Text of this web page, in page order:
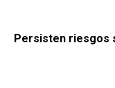
Persisten riesgos